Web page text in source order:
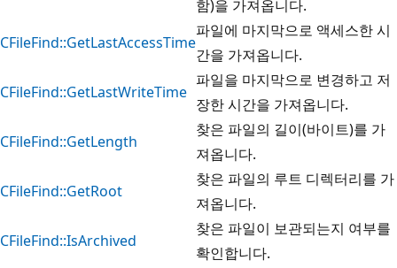
함)을 가져옵니다.
CFileFind::GetLastAccessTime
파일에 마지막으로 액세스한 시
간을 가져옵니다.
CFileFind::GetLastWriteTime
파일을 마지막으로 변경하고 저
장한 시간을 가져옵니다.
CFileFind::GetLength
찾은 파일의 길이(바이트)를 가
져옵니다.
CFileFind::GetRoot
찾은 파일의 루트 디렉터리를 가
져옵니다.
CFileFind::IsArchived
찾은 파일이 보관되는지 여부를
확인합니다.